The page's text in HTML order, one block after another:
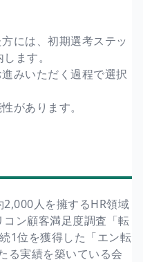
には、初期選考ステッ
ます。
みいただく過程で選択
があります。
人を擁するHR領域
ン顧客満足度調査「転
1位を獲得した「エン転
る実績を築いている会